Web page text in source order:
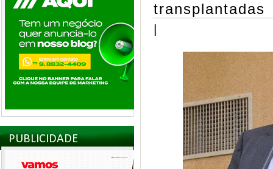
PUBLICIDADE
transplantadas
|